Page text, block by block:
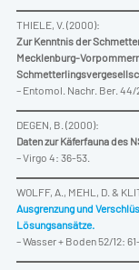
THIELE, V. (2000):
Zur Kenntnis der
Mecklenburg-
– Entomol. Nachr. Ber. 44/
DEGEN, B. (2000):
Daten zur Käferfauna des
– Virgo 4: 36-53.
WOLFF, A., MEHL, D. &
Ausgrenzung und
Lösungsansätze.
– Wasser + Boden 52/12: